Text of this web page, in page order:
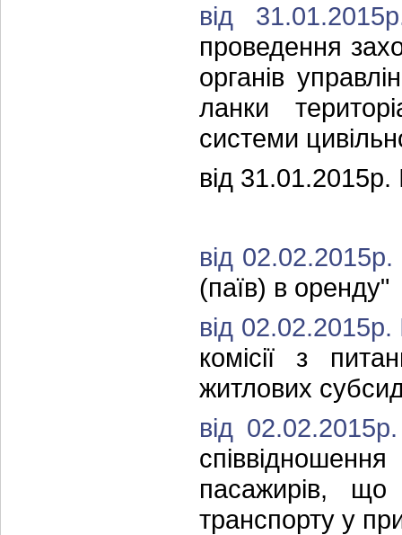
від
проведення
органів
ланки
системи
від
від
(паїв) в оренду"
від
комісії з
житлових
від
пасажирів, що
транспорту у